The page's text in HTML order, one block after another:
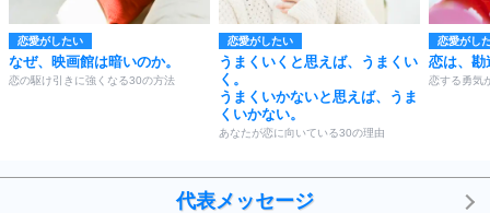
恋愛がしたい
なぜ、映画館は暗いのか。
恋の駆け引きに強くなる30の方法
恋愛がしたい
うまくいくと思えば、うまくい
く。
うまくいかないと思えば、うま
くいかない。
あなたが恋に向いている30の理由
恋愛がし
恋は、勘
恋する勇気
代表メッセージ